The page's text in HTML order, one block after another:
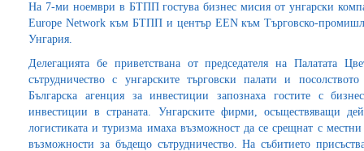
На 7-ми ноември в БТПП гостува бизнес мисия от унгарски
Europe Network към БТПП и център EEN към Търговско-
Унгария.
Делегацията бе приветствана от председателя на Палатата
сътрудничество с унгарските търговски палати и
Българска агенция за инвестиции запознаха гостите с
инвестиции в страната. Унгарските фирми, осъществяващи
логистиката и туризма имаха възможност да се срещнат с
възможности за бъдещо сътрудничество. На събитието